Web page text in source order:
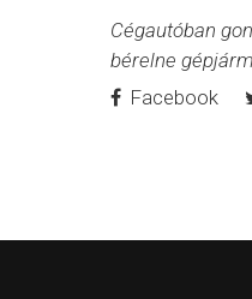
Cégautóban
bérelne
Facebook